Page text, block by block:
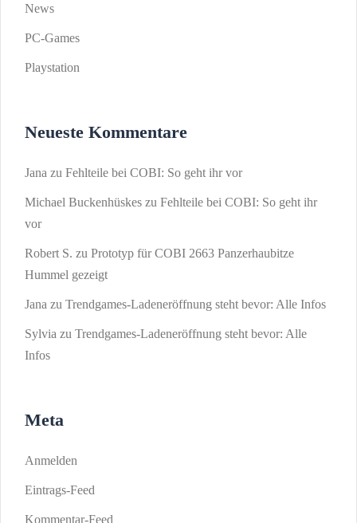
News
PC-Games
Playstation
Neueste Kommentare
Jana zu Fehlteile bei COBI: So geht ihr vor
Michael Buckenhüskes zu Fehlteile bei COBI: So geht ihr
vor
Robert S. zu Prototyp für COBI 2663 Panzerhaubitze
Hummel gezeigt
Jana zu Trendgames-Ladeneröffnung steht bevor: Alle Infos
Sylvia zu Trendgames-Ladeneröffnung steht bevor: Alle
Infos
Meta
Anmelden
Eintrags-Feed
Kommentar-Feed